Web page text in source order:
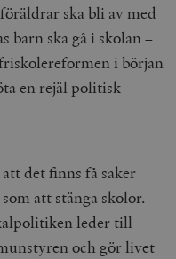
ska bli av med
barn ska gå i skolan –
i början
en rejäl politisk
det finns få saker
att stänga skolor.
leder till
och gör livet